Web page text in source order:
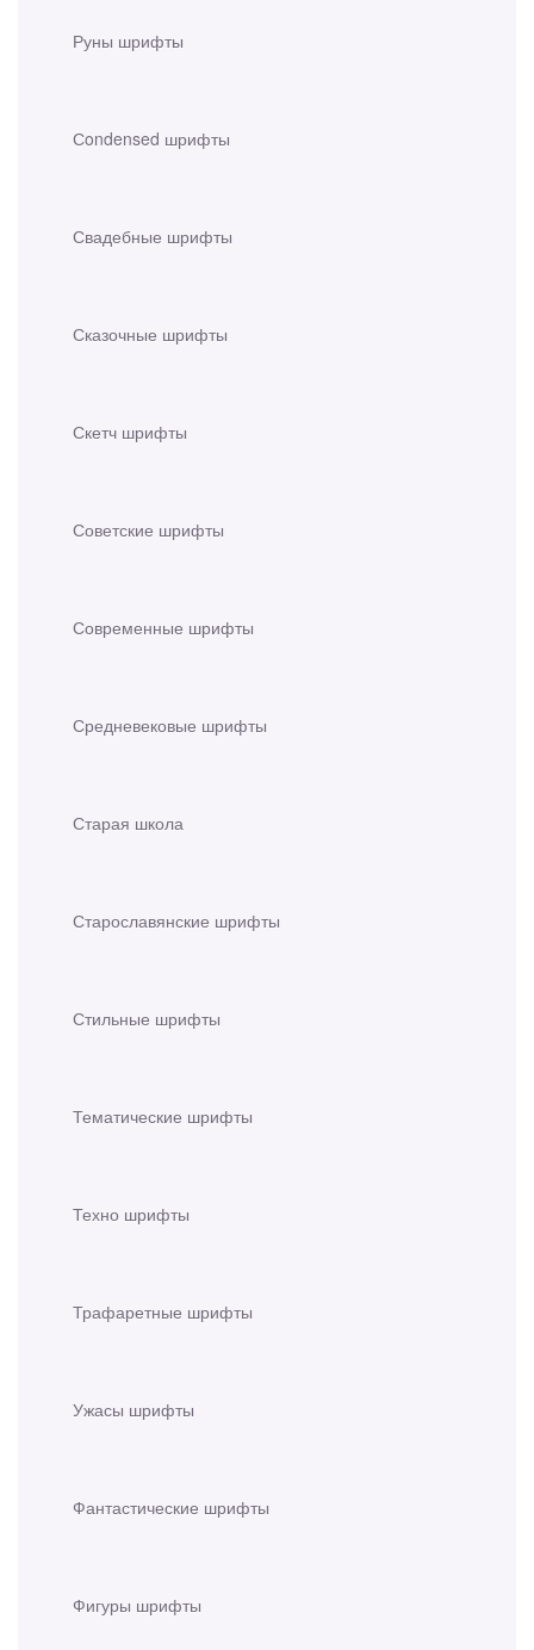
Руны шрифты
Сondensed шрифты
Свадебные шрифты
Сказочные шрифты
Скетч шрифты
Советские шрифты
Современные шрифты
Средневековые шрифты
Старая школа
Старославянские шрифты
Стильные шрифты
Тематические шрифты
Техно шрифты
Трафаретные шрифты
Ужасы шрифты
Фантастические шрифты
Фигуры шрифты